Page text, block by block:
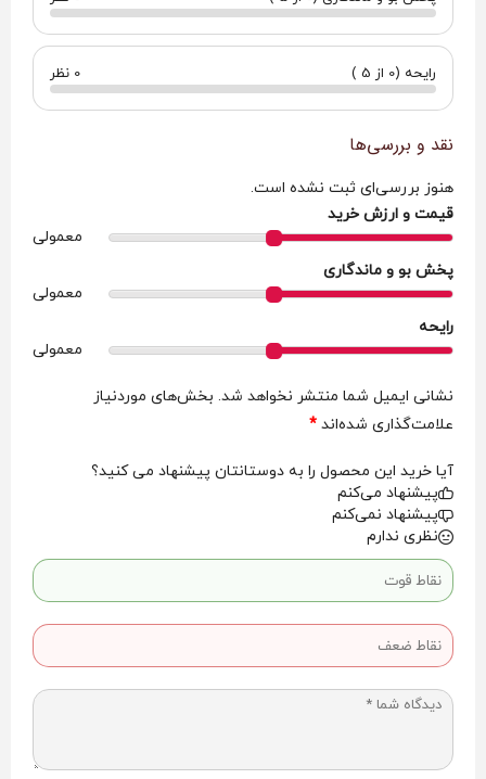
نقد و بررسی‌ها
هنوز بررسی‌ای ثبت نشده است.
قیمت و ارزش خرید
معمولی
پخش بو و ماندگاری
معمولی
رایحه
معمولی
نشانی ایمیل شما منتشر نخواهد شد. بخش‌های موردنیاز
علامت‌گذاری شده‌اند *
آیا خرید این محصول را به دوستانتان پیشنهاد می کنید؟
پیشنهاد می‌کنم
پیشنهاد نمی‌کنم
نظری ندارم
رایحه (0 از 5 ) 0 نظر